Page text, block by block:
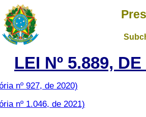
LEI Nº 5.889,
nº 927, de 2020)
nº 1.046, de 2021)